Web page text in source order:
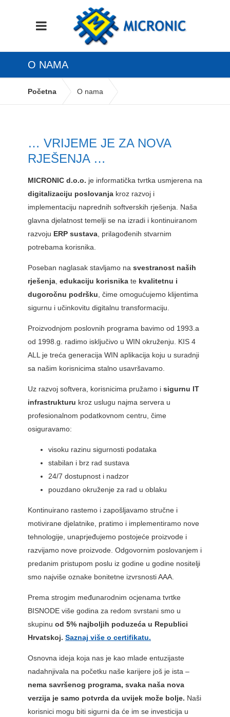
O NAMA
Početna O nama
… VRIJEME JE ZA NOVA
RJEŠENJA …
MICRONIC d.o.o. je informatička tvrtka usmjerena na
digitalizaciju poslovanja kroz razvoj i
implementaciju naprednih softverskih rješenja. Naša
glavna djelatnost temelji se na izradi i kontinuiranom
razvoju ERP sustava , prilagođenih stvarnim
potrebama korisnika.
Poseban naglasak stavljamo na svestranost naših
rješenja edukaciju korisnika te kvalitetnu i
dugoročnu podršku , čime omogućujemo klijentima
sigurnu i učinkovitu digitalnu transformaciju.
Proizvodnjom poslovnih programa bavimo od 1993.a
od 1998.g. radimo isključivo u WIN okruženju. KIS 4
ALL je treća generacija WIN aplikacija koju u suradnji
sa našim korisnicima stalno usavršavamo.
Uz razvoj softvera, korisnicima pružamo i sigurnu IT
infrastrukturu kroz uslugu najma servera u
profesionalnom podatkovnom centru, čime
osiguravamo:
visoku razinu sigurnosti podataka
stabilan i brz rad sustava
24/7 dostupnost i nadzor
pouzdano okruženje za rad u oblaku
Kontinuirano rastemo i zapošljavamo stručne i
motivirane djelatnike, pratimo i implementiramo nove
tehnologije, unaprjeđujemo postojeće proizvode i
razvijamo nove proizvode. Odgovornim poslovanjem i
predanim pristupom poslu iz godine u godine nositelji
smo najviše oznake bonitetne izvrsnosti AAA.
Prema strogim međunarodnim ocjenama tvrtke
BISNODE više godina za redom svrstani smo u
skupinu od 5% najboljih poduzeća u Republici
Hrvatskoj. Saznaj više o certifikatu.
Osnovna ideja koja nas je kao mlade entuzijaste
nadahnjivala na početku naše karijere još je ista –
nema savršenog programa, svaka naša nova
verzija je samo potvrda da uvijek može bolje. Naši
korisnici mogu biti sigurni da će im se investicija u